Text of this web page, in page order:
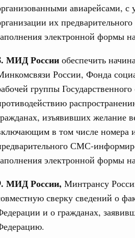
авиарейсами,
их
электронной формы
МИД России обеспечить
России, Фонда
группы
изъявивших желание
в том числе номера
СМС-
электронной формы
МИД России, Минтрансу
сверку сведений о
и о гражданах,
в сфере строительства
дал поручения по
сессии, посвящённой
строительной
14 января, среда
дал поручения по
сессии, посвящённой
экономического
8 января, четверг
агропромышленного
дал поручения по